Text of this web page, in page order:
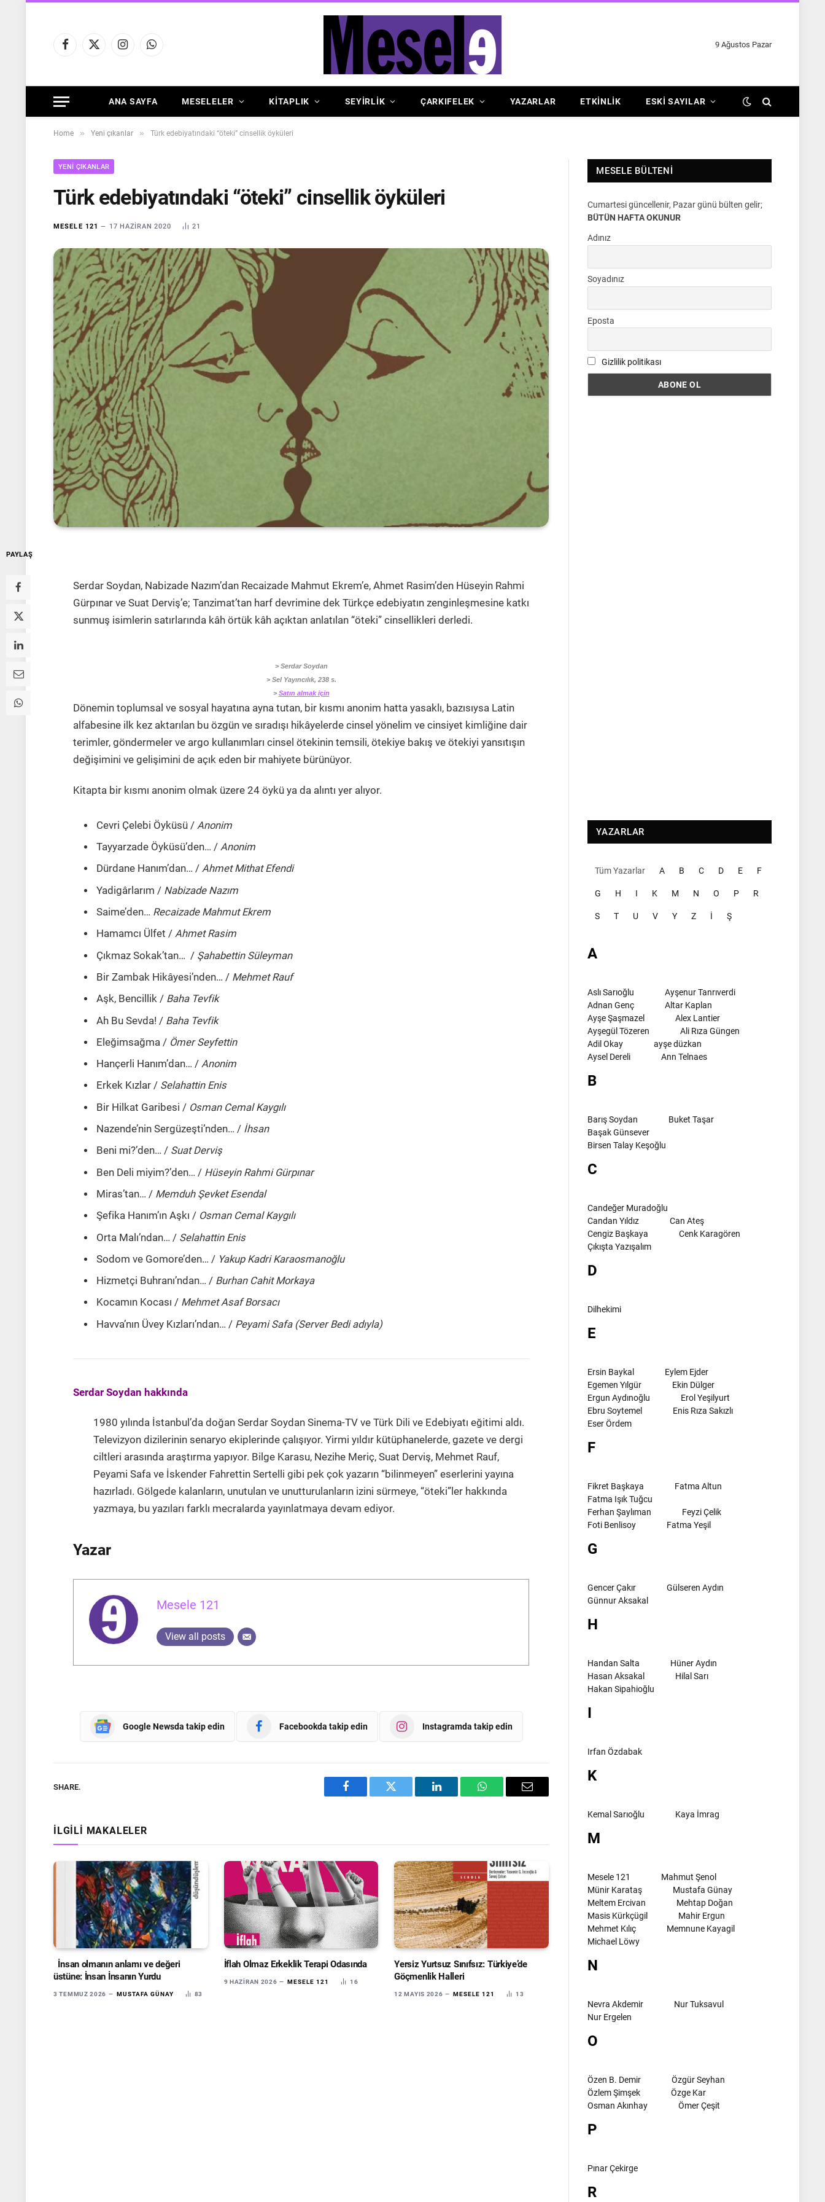
Facebook
X
InstagramWhatsApp
9 Ağustos Pazar
ANA SAYFA MESELELER KİTAPLIK SEYİRLİK ÇARKIFELEK YAZARLAR ETKINLIK ESKI SAYILAR
Home » Yeni çıkanlar » Türk edebiyatındaki “öteki” cinsellik öyküleri
YENI ÇIKANLAR
Türk edebiyatındaki “öteki” cinsellik öyküleri
MESELE 121 17 HAZIRAN 2020 21
PAYLAŞ
Serdar Soydan, Nabizade Nazım’dan Recaizade Mahmut Ekrem’e, Ahmet Rasim’den Hüseyin Rahmi
Gürpınar ve Suat Derviş’e; Tanzimat’tan harf devrimine dek Türkçe edebiyatın zenginleşmesine katkı
sunmuş isimlerin satırlarında kâh örtük kâh açıktan anlatılan “öteki” cinsellikleri derledi.
> Serdar Soydan
> Sel Yayıncılık, 238 s.
> Satın almak için
Dönemin toplumsal ve sosyal hayatına ayna tutan, bir kısmı anonim hatta yasaklı, bazısıysa Latin
alfabesine ilk kez aktarılan bu özgün ve sıradışı hikâyelerde cinsel yönelim ve cinsiyet kimliğine dair
terimler, göndermeler ve argo kullanımları cinsel ötekinin temsili, ötekiye bakış ve ötekiyi yansıtışın
değişimini ve gelişimini de açık eden bir mahiyete bürünüyor.
Kitapta bir kısmı anonim olmak üzere 24 öykü ya da alıntı yer alıyor.
Cevri Çelebi Öyküsü / Anonim
Tayyarzade Öyküsü’den… / Anonim
Dürdane Hanım’dan… / Ahmet Mithat Efendi
Yadigârlarım / Nabizade Nazım
Saime’den… Recaizade Mahmut Ekrem
Hamamcı Ülfet / Ahmet Rasim
Çıkmaz Sokak’tan… / Şahabettin Süleyman
Bir Zambak Hikâyesi’nden… / Mehmet Rauf
Aşk, Bencillik / Baha Tevfik
Ah Bu Sevda! / Baha Tevfik
Eleğimsağma / Ömer Seyfettin
Hançerli Hanım’dan… / Anonim
Erkek Kızlar / Selahattin Enis
Bir Hilkat Garibesi / Osman Cemal Kaygılı
Nazende’nin Sergüzeşti’nden… / İhsan
Beni mi?’den… / Suat Derviş
Ben Deli miyim?’den… / Hüseyin Rahmi Gürpınar
Miras’tan… / Memduh Şevket Esendal
Şefika Hanım’ın Aşkı / Osman Cemal Kaygılı
Orta Malı’ndan… / Selahattin Enis
Sodom ve Gomore’den… / Yakup Kadri Karaosmanoğlu
Hizmetçi Buhranı’ndan… / Burhan Cahit Morkaya
Kocamın Kocası / Mehmet Asaf Borsacı
Havva’nın Üvey Kızları’ndan… / Peyami Safa (Server Bedi adıyla)
Serdar Soydan hakkında
1980 yılında İstanbul’da doğan Serdar Soydan Sinema-TV ve Türk Dili ve Edebiyatı eğitimi aldı.
Televizyon dizilerinin senaryo ekiplerinde çalışıyor. Yirmi yıldır kütüphanelerde, gazete ve dergi
ciltleri arasında araştırma yapıyor. Bilge Karasu, Nezihe Meriç, Suat Derviş, Mehmet Rauf,
Peyami Safa ve İskender Fahrettin Sertelli gibi pek çok yazarın “bilinmeyen” eserlerini yayına
hazırladı. Gölgede kalanların, unutulan ve unutturulanların izini sürmeye, “öteki”ler hakkında
yazmaya, bu yazıları farklı mecralarda yayınlatmaya devam ediyor.
Yazar
Mesele 121
View all posts
Google Newsda takip edin Facebookda takip edin Instagramda takip edin
SHARE.
Facebook Twitter LinkedIn WhatsAppEmail
İLGILI MAKALELER
İnsan olmanın anlamı ve değeri
üstüne: İnsan İnsanın Yurdu
3 TEMMUZ 2026 MUSTAFA GÜNAY 83
İflah Olmaz Erkeklik Terapi Odasında
9 HAZIRAN 2026 MESELE 121 16
Yersiz Yurtsuz Sınıfsız: Türkiye’de
Göçmenlik Halleri
12 MAYIS 2026 MESELE 121 13
MESELE BÜLTENI
Cumartesi güncellenir, Pazar günü bülten gelir;
BÜTÜN HAFTA OKUNUR
Adınız
Soyadınız
Eposta
Gizlilik politikası
YAZARLAR
Tüm Yazarlar A B C D E F
G H I K M N O P R
S T U V Y Z İ Ş
A
Aslı Sarıoğlu
Ayşenur Tanrıverdi
Adnan Genç
Altar Kaplan
Ayşe Şaşmazel
Alex Lantier
Ayşegül Tözeren
Ali Rıza Güngen
Adil Okay
ayşe düzkan
Aysel Dereli
Ann Telnaes
B
Barış Soydan
Buket Taşar
Başak Günsever
Birsen Talay Keşoğlu
C
Candeğer Muradoğlu
Candan Yıldız
Can Ateş
Cengiz Başkaya
Cenk Karagören
Çıkışta Yazışalım
D
Dilhekimi
E
Ersin Baykal
Eylem Ejder
Egemen Yılgür
Ekin Dülger
Ergun Aydınoğlu
Erol Yeşilyurt
Ebru Soytemel
Enis Rıza Sakızlı
Eser Ördem
F
Fikret Başkaya
Fatma Altun
Fatma Işık Tuğcu
Ferhan Şaylıman
Feyzi Çelik
Foti Benlisoy
Fatma Yeşil
G
Gencer Çakır
Gülseren Aydın
Günnur Aksakal
H
Handan Salta
Hüner Aydın
Hasan Aksakal
Hilal Sarı
Hakan Sipahioğlu
I
Irfan Özdabak
K
Kemal Sarıoğlu Kaya İmrag
M
Mesele 121
Mahmut Şenol
Münir Karataş
Mustafa Günay
Meltem Ercivan
Mehtap Doğan
Masis Kürkçügil
Mahir Ergun
Mehmet Kılıç
Memnune Kayagil
Michael Löwy
N
Nevra Akdemir
Nur Tuksavul
Nur Ergelen
O
Özen B. Demir
Özgür Seyhan
Özlem Şimşek
Özge Kar
Osman Akınhay
Ömer Çeşit
P
Pınar Çekirge
R